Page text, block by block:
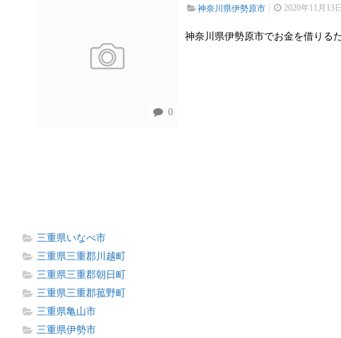
0
神奈川県伊勢原市 2020年11月13日
神奈川県伊勢原市でお金を借りる
三重県いなべ市
三重県三重郡川越町
三重県三重郡朝日町
三重県三重郡菰野町
三重県亀山市
三重県伊勢市